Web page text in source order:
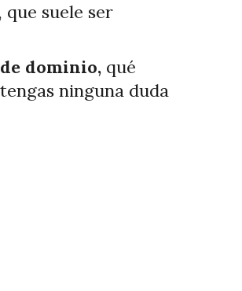
suele ser
dominio, qué
ninguna duda